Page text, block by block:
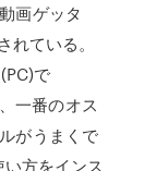
画ゲッタ
ている。
で
一番のオス
がうまくで
方をインス